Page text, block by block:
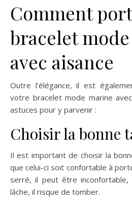
Comment
bracelet
avec aisance
Outre l’élégance, il est
votre bracelet mode marine
astuces pour y parvenir :
Choisir la bonne
Il est important de choisir la
que celui-ci soit confortable à
serré, il peut être
lâche, il risque de tomber.